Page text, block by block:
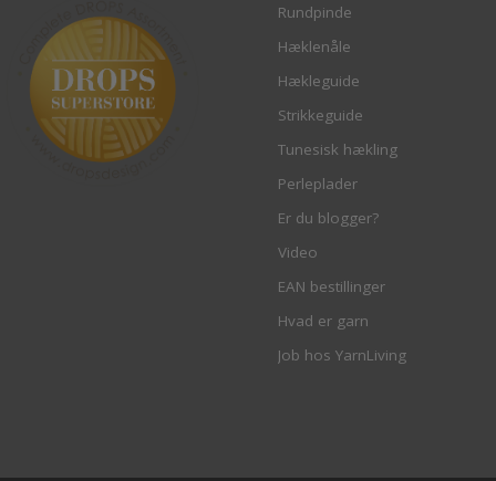
Rundpinde
Hæklenåle
Hækleguide
Strikkeguide
Tunesisk hækling
Perleplader
Er du blogger?
Video
EAN bestillinger
Hvad er garn
Job hos YarnLiving